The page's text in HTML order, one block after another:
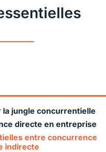
la jungle concurrentielle
directe en entreprise
entre concurrence
indirecte